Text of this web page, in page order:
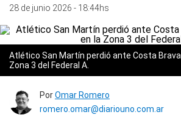
28 de junio 2026 - 18:44hs
Atlético San Martín perdió ante Costa
Zona 3 del Federal A.
PorOmar Romero
romero.omar@diariouno.com.ar